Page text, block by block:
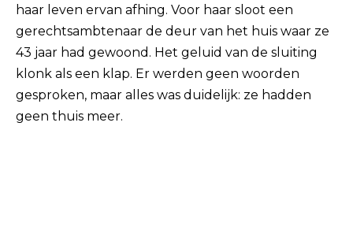
haar leven ervan afhing. Voor haar sloot een
gerechtsambtenaar de deur van het huis waar ze
43 jaar had gewoond. Het geluid van de sluiting
klonk als een klap. Er werden geen woorden
gesproken, maar alles was duidelijk: ze hadden
geen thuis meer.